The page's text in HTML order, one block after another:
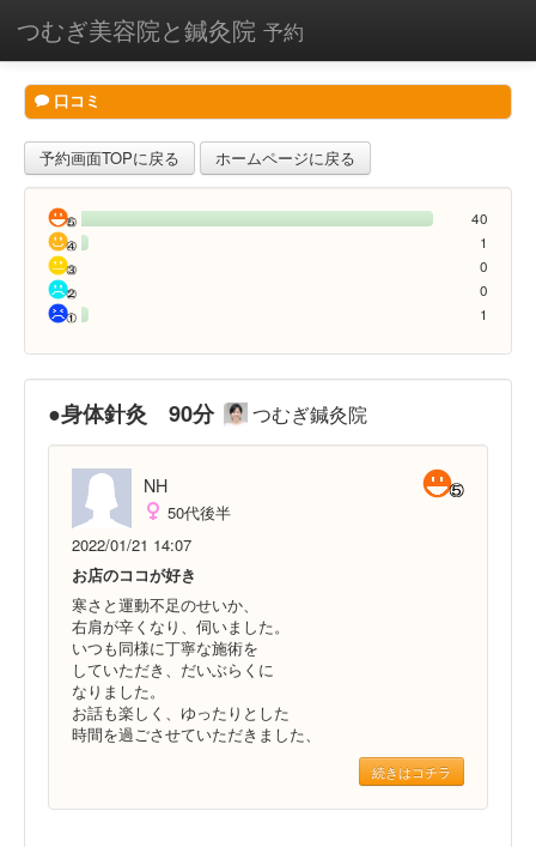
つむぎ美容院と鍼灸院 予約
口コミ
予約画面TOPに戻る ホームページに戻る
40
1
0
0
1
●身体針灸 90分 つむぎ鍼灸院
NH
50代後半
2022/01/21 14:07
お店のココが好き
寒さと運動不足のせいか、
右肩が辛くなり、伺いました。
いつも同様に丁寧な施術を
していただき、だいぶらくに
なりました。
お話も楽しく、ゆったりとした
時間を過ごさせていただきました、
続きはコチラ